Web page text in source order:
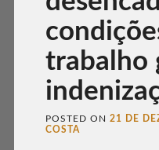
trabalho
POSTED ON 21 DE
COSTA